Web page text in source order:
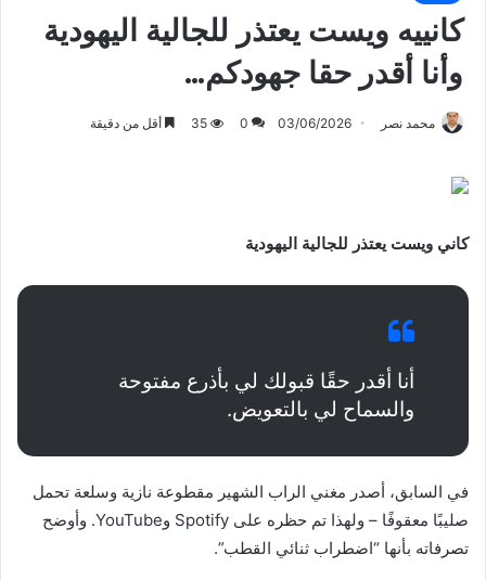
كانييه ويست يعتذر للجالية اليهودية
وأنا أقدر حقا جهودكم…
محمد نصر 03/06/2026
0
35 أقل من دقيقة
كاني ويست يعتذر للجالية اليهودية
أنا أقدر حقًا قبولك لي بأذرع مفتوحة
والسماح لي بالتعويض.
في السابق، أصدر مغني الراب الشهير مقطوعة نازية وسلعة تحمل
صليبًا معقوفًا – ولهذا تم حظره على Spotify وYouTube. وأوضح
تصرفاته بأنها “اضطراب ثنائي القطب”.